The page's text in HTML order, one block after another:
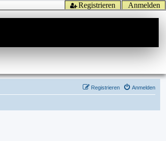
Anmelden
Registrieren
Anmelden
Registrieren